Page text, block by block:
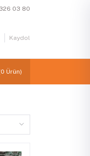
03 80
Kaydol
0 Ürün)